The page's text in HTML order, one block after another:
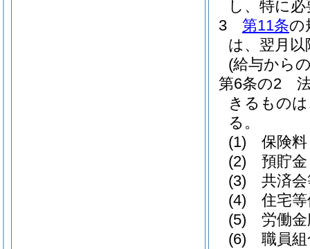
し、特に
3
第11条の
は、翌月
(給与から
第6条の2
きるもの
る。
(1)
保険料
(2)
預貯金
(3)
共済
(4)
住宅
(5)
労働
(6)
職員